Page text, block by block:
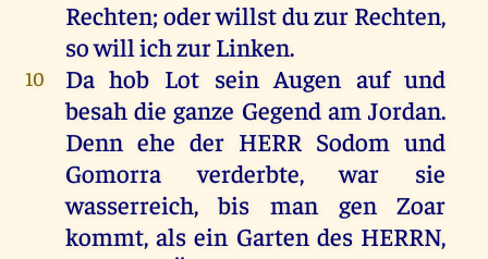
Rechten; oder willst du zur Rechten,
so will ich zurLinken.
10 Dahob LotseinAugen aufund
besahdie ganze GegendamJordan.
Denn ehe der HERR Sodom und
Gomorra
verderbte, war sie
wasserreich, bis man genZoar
kommt, als ein Gartendes HERRN,